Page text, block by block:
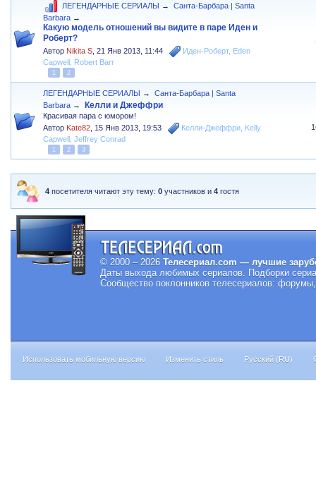
ЛЕГЕНДАРНЫЕ СЕРИАЛЫ →
Санта-Барбара | Santa
Barbara →
Какую модель отношений вы видите в паре Иден и
Роберт?
Автор Nikita S ,21 Янв 2013, 11:44 Иден-Роберт, Eden
Capwell Robert Barr
1 2
ЛЕГЕНДАРНЫЕ СЕРИАЛЫ →
Санта-Барбара | Santa
Barbara → Келли и Джеффри
Красивая пара с юмором!
Автор Kate82 15 Янв 2013, 19:53 Келли-Джеффри Kelly
Capwell ,Jeffrey Conrad
1 2 3
4 посетителя читают эту тему:0 участников и4 гостя
© 2000 – 2026 Телесериал.com — лучшие
Даты выхода любимых сериалов. Подборки
Сообщество поклонников телесериалов:
Использовать мобильную версию Изменить стиль Русский (RU)